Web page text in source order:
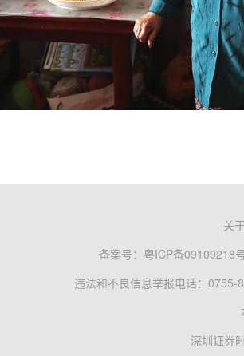
关
备案号： 粤ICP备09109218
违法和不良信息举报电话：0755-
深圳证券